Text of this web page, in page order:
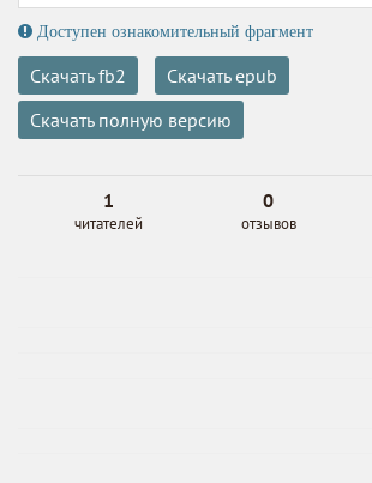
Доступен ознакомительный фрагмент
Скачать fb2
Скачать epub
Скачать полную версию
1
читателей
0
отзывов